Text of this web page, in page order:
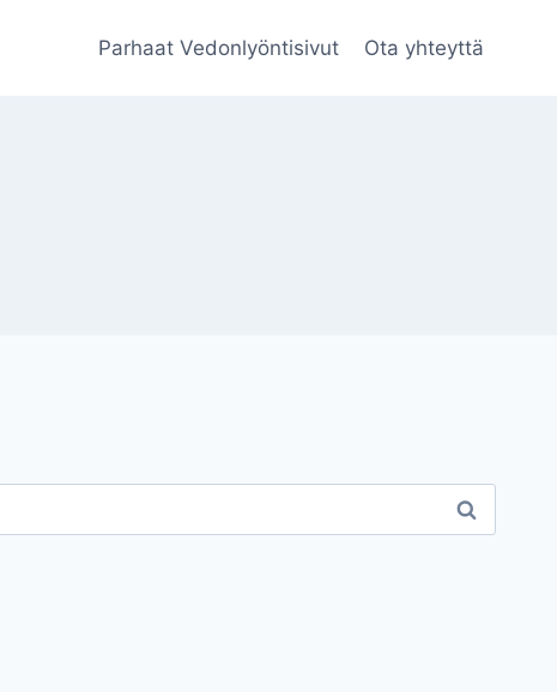
Parhaat Vedonlyöntisivut Ota yhteyttä